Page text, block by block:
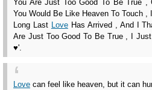
You Are Just Too Good To Be True
You Would Be Like Heaven To Touch
Long Last LoveHas Arrived , And I
Are Just Too Good To Be True , I
♥'.
Love can feel like heaven, but it can